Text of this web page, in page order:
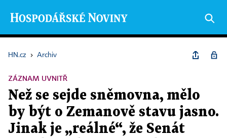
HN.cz › Archiv
ZÁZNAM UVNITŘ
Než se sejde sněmovna, mělo
by být o Zemanově stavu jasno.
Jinak je „reálné“, že Senát